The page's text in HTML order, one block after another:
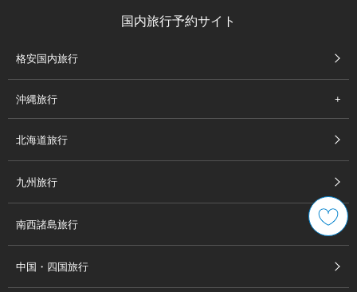
国内旅行予約サイト
格安国内旅行
沖縄旅行
北海道旅行
九州旅行
南西諸島旅行
中国・四国旅行